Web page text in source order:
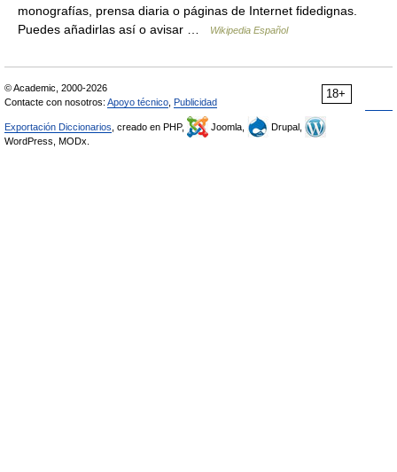
monografías, prensa diaria o páginas de Internet fidedignas.
Puedes añadirlas así o avisar …
Wikipedia Español
18+
© Academic, 2000-2026
Contacte con nosotros: Apoyo técnico Publicidad
Exportación Diccionarios , creado en PHP, Joomla,
Drupal,
WordPress, MODx.